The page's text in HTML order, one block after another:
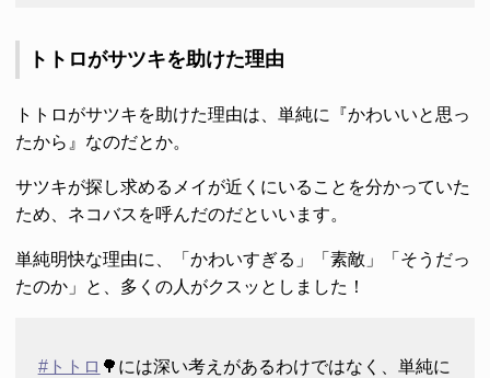
トトロがサツキを助けた理由
トトロがサツキを助けた理由は、単純に『かわいいと思っ
たから』なのだとか。
サツキが探し求めるメイが近くにいることを分かっていた
ため、ネコバスを呼んだのだといいます。
単純明快な理由に、「かわいすぎる」「素敵」「そうだっ
たのか」と、多くの人がクスッとしました！
#トトロ 🌳には深い考えがあるわけではなく、単純に